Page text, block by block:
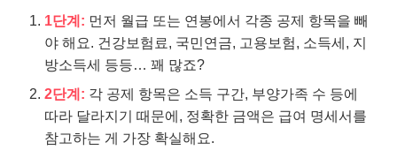
1단계: 먼저 월급 또는 연봉에서 각종 공제 항목을 빼
야 해요. 건강보험료, 국민연금, 고용보험, 소득세, 지
방소득세 등등… 꽤 많죠?
2단계: 각 공제 항목은 소득 구간, 부양가족 수 등에
따라 달라지기 때문에, 정확한 금액은 급여 명세서를
참고하는 게 가장 확실해요.